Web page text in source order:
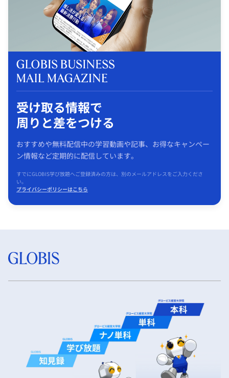
受け取る情報で
周りと差をつける
おすすめや無料配信中の学習動画や記事、お得なキャンペー
ン情報など定期的に配信しています。
すでにGLOBIS学び放題へご登録済みの方は、別のメールアドレスをご入力くださ
い。
プライバシーポリシーはこちら